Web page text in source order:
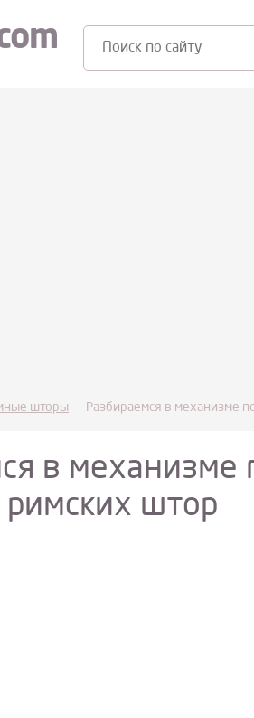
шторы - Разбираемся в механизме
в механизме
римских штор